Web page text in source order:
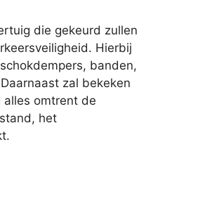
die gekeurd zullen
Hierbij
banden,
zal bekeken
omtrent de
het